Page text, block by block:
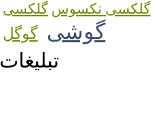
گلکسی نکسوس
گوشی گوگل
تبلیغات